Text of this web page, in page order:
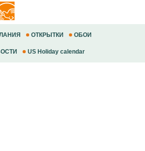
ОТКРЫТКИ ОБОИ
US Holiday calendar